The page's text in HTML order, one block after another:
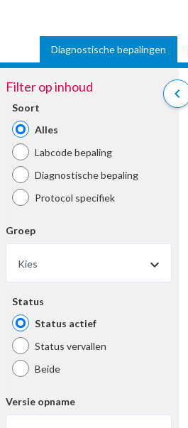
Diagnostische bepalingen
chevron_left
Filter op inhoud
Soort
Alles
Labcode bepaling
Diagnostische bepaling
Protocol specifiek
Groep
Kies
Status
Status actief
Status vervallen
Beide
Versie opname